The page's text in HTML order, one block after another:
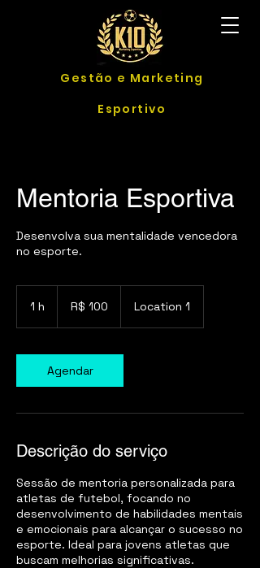
Gestão e Marketing
Esportivo
Mentoria Esportiva
Desenvolva sua mentalidade vencedora
no esporte.
1 h
brasileiros
R$ 100 Location 1
Agendar
Descrição do serviço
Sessão de mentoria personalizada para
atletas de futebol, focando no
desenvolvimento de habilidades mentais
e emocionais para alcançar o sucesso no
esporte. Ideal para jovens atletas que
buscam melhorias significativas.